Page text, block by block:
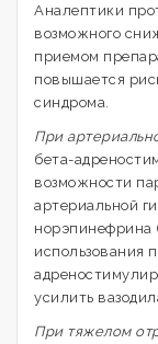
Аналептики
возможного
приемом
повышается
синдрома.
При
бета-
возможности
артериальной
норэпинефрина
использования
усилить
При тяжелом